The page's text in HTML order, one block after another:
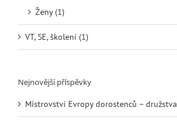
Ženy (1)
VT, SE, školení (1)
Nejnovější příspěvky
Mistrovství Evropy dorostenců – družstva